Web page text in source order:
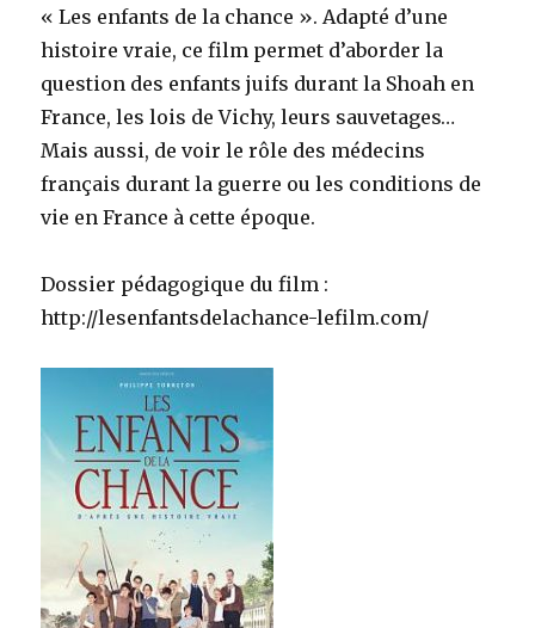
« Les enfants de la chance ». Adapté d’une
histoire vraie, ce film permet d’aborder la
question des enfants juifs durant la Shoah en
France, les lois de Vichy, leurs sauvetages…
Mais aussi, de voir le rôle des médecins
français durant la guerre ou les conditions de
vie en France à cette époque.
Dossier pédagogique du film :
http://lesenfantsdelachance-lefilm.com/